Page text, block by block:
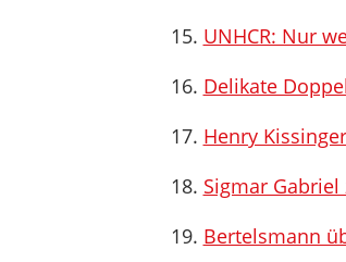
UNHCR: Nur
Delikate
Henry
Sigmar Gabriel
Bertelsmann